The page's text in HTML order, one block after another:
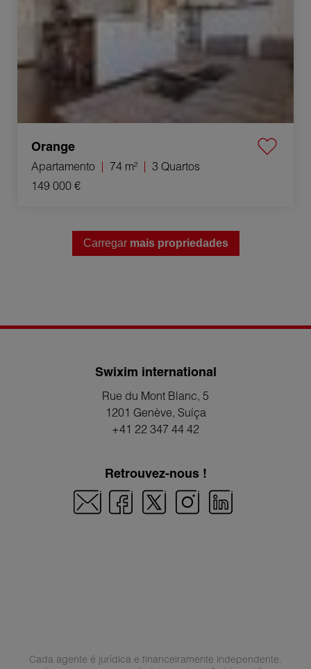
Orange
Apartamento 74 m²
3 Quartos
149 000 €
Carregar mais propriedades
Swixim international
Rue du Mont Blanc, 5
1201 Genève, Suíça
+41 22 347 44 42
Retrouvez-nous !
Cada agente é jurídica e financeiramente independente.